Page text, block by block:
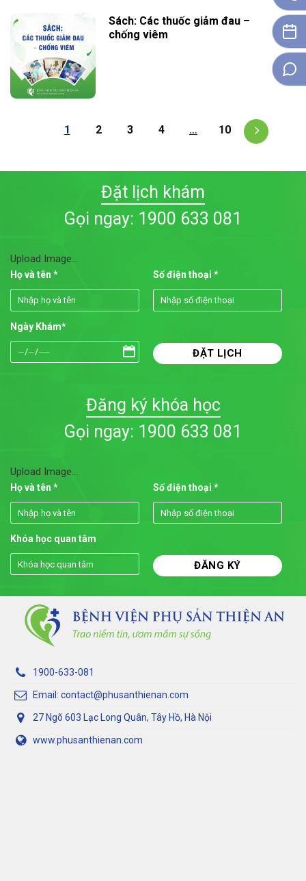
Sách: Các thuốc giảm đau –
chống viêm
1 2 3 4 … 10
Đặt lịch khám
Gọi ngay: 1900 633 081
Upload Image...
Họ và tên * Số điện thoại *
Ngày Khám*
Đăng ký khóa học
Gọi ngay: 1900 633 081
Upload Image...
Họ và tên * Số điện thoại *
Khóa học quan tâm
1900-633-081
Email: contact@phusanthienan.com
27 Ngõ 603 Lạc Long Quân, Tây Hồ, Hà Nội
www.phusanthienan.com